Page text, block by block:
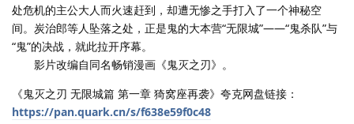
处危机的主公大人而火速赶到，却遭无惨之手打入了一个神秘空
间。炭治郎等人坠落之处，正是鬼的大本营“无限城”——“鬼杀队”与
“鬼”的决战，就此拉开序幕。
影片改编自同名畅销漫画《鬼灭之刃》。
《鬼灭之刃 无限城篇 第一章 猗窝座再袭》夸克网盘链接：
https://pan.quark.cn/s/f638e59f0c48